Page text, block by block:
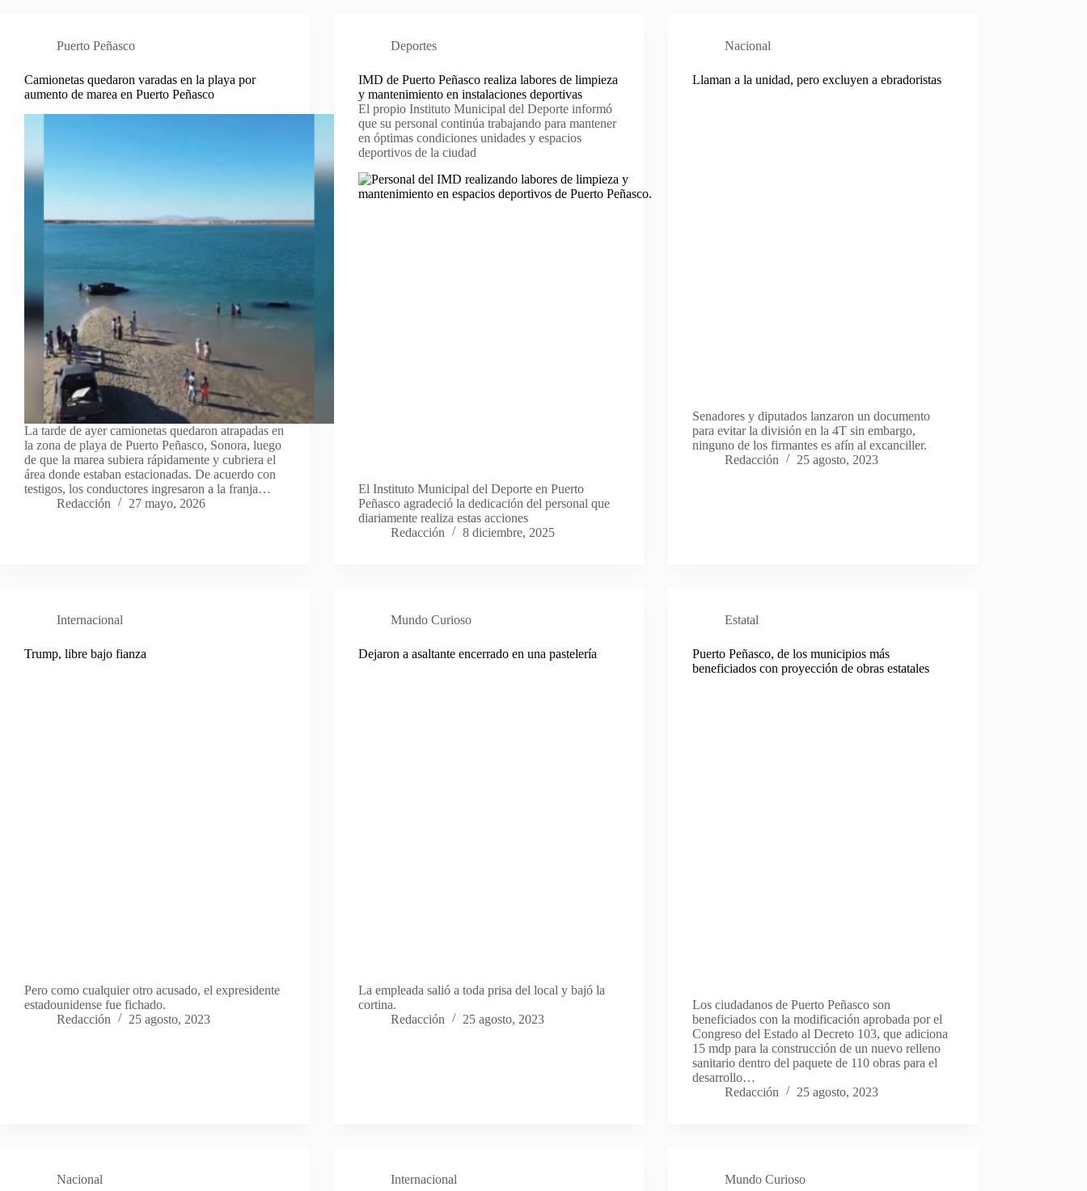
Puerto Peñasco
Camionetas quedaron varadas en la playa por
aumento de marea en Puerto Peñasco
La tarde de ayer camionetas quedaron atrapadas en
la zona de playa de Puerto Peñasco, Sonora, luego
de que la marea subiera rápidamente y cubriera el
área donde estaban estacionadas. De acuerdo con
testigos, los conductores ingresaron a la franja…
Redacción
27 mayo, 2026
Deportes
IMD de Puerto Peñasco realiza labores de limpieza
y mantenimiento en instalaciones deportivas
El propio Instituto Municipal del Deporte informó
que su personal continúa trabajando para mantener
en óptimas condiciones unidades y espacios
deportivos de la ciudad
El Instituto Municipal del Deporte en Puerto
Peñasco agradeció la dedicación del personal que
diariamente realiza estas acciones
Redacción
8 diciembre, 2025
Nacional
Llaman a la unidad, pero excluyen a ebradoristas
Senadores y diputados lanzaron un documento
para evitar la división en la 4T sin embargo,
ninguno de los firmantes es afín al excanciller.
Redacción
25 agosto, 2023
Internacional
Trump, libre bajo fianza
Pero como cualquier otro acusado, el expresidente
estadounidense fue fichado.
Redacción
25 agosto, 2023
Mundo Curioso
Dejaron a asaltante encerrado en una pastelería
La empleada salió a toda prisa del local y bajó la
cortina.
Redacción
25 agosto, 2023
Estatal
Puerto Peñasco, de los municipios más
beneficiados con proyección de obras estatales
Los ciudadanos de Puerto Peñasco son
beneficiados con la modificación aprobada por el
Congreso del Estado al Decreto 103, que adiciona
15 mdp para la construcción de un nuevo relleno
sanitario dentro del paquete de 110 obras para el
desarrollo…
Redacción
25 agosto, 2023
Nacional Internacional Mundo Curioso